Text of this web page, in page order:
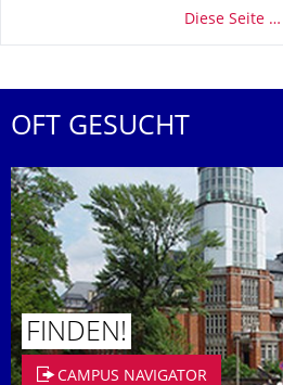
Diese Seite …
OFT GESUCHT
FINDEN!
CAMPUS NAVIGATOR